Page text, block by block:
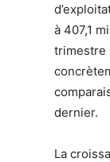
à 407,1
trimestre
dernier.
La